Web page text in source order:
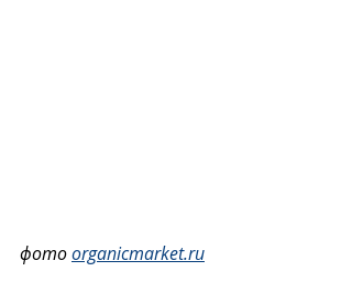
фото organicmarket.ru